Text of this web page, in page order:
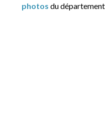
photos du département